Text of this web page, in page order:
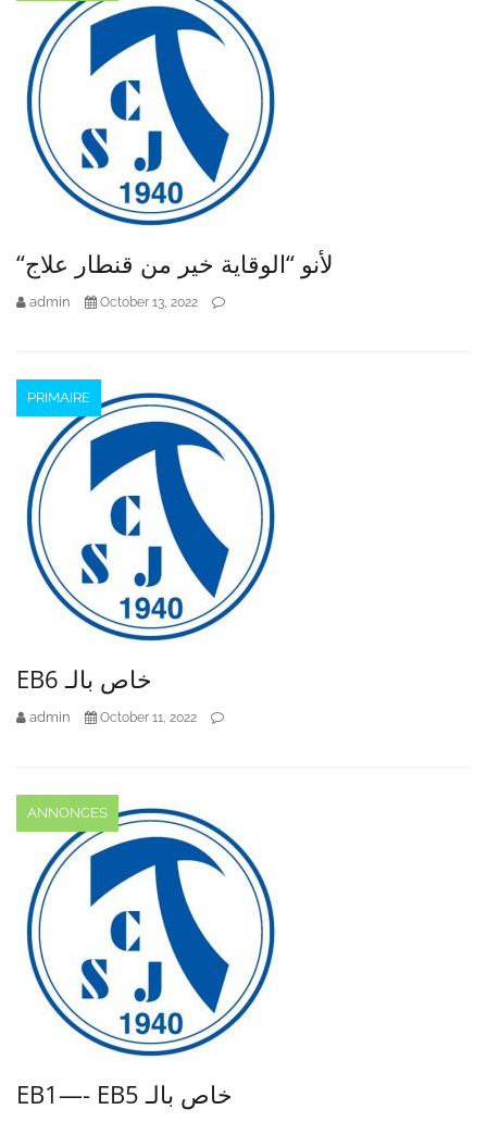
“لأنو “الوقاية خير من قنطار علاج
admin October 13, 2022
PRIMAIRE
EB6 خاص بالـ
admin October 11, 2022
ANNONCES
EB1—- EB5 خاص بالـ